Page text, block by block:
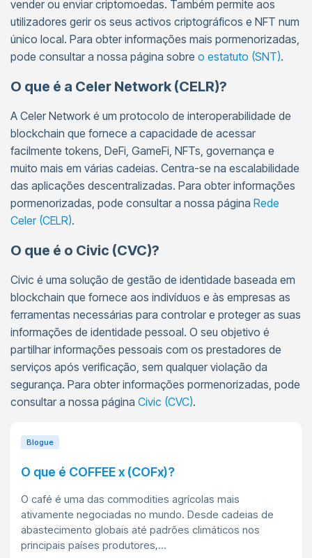
vender ou enviar criptomoedas. Também permite aos
utilizadores gerir os seus activos criptográficos e NFT num
único local. Para obter informações mais pormenorizadas,
pode consultar a nossa página sobre o estatuto (SNT).
O que é a Celer Network (CELR)?
A Celer Network é um protocolo de interoperabilidade de
blockchain que fornece a capacidade de acessar
facilmente tokens, DeFi, GameFi, NFTs, governança e
muito mais em várias cadeias. Centra-se na escalabilidade
das aplicações descentralizadas. Para obter informações
pormenorizadas, pode consultar a nossa página Rede
Celer (CELR).
O que é o Civic (CVC)?
Civic é uma solução de gestão de identidade baseada em
blockchain que fornece aos indivíduos e às empresas as
ferramentas necessárias para controlar e proteger as suas
informações de identidade pessoal. O seu objetivo é
partilhar informações pessoais com os prestadores de
serviços após verificação, sem qualquer violação da
segurança. Para obter informações pormenorizadas, pode
consultar a nossa página Civic (CVC).
Blogue
O que é COFFEE x (COFx)?
O café é uma das commodities agrícolas mais
ativamente negociadas no mundo. Desde cadeias de
abastecimento globais até padrões climáticos nos
principais países produtores,...